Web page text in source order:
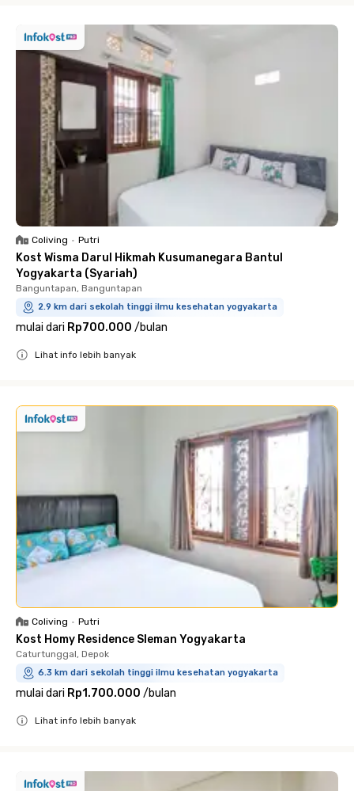
Coliving • Putri
Kost Wisma Darul Hikmah Kusumanegara Bantul
Yogyakarta (Syariah)
Banguntapan, Banguntapan
2.9 km dari sekolah tinggi ilmu kesehatan yogyakarta
mulai dari Rp700.000 /bulan
Lihat info lebih banyak
Coliving • Putri
Kost Homy Residence Sleman Yogyakarta
Caturtunggal, Depok
6.3 km dari sekolah tinggi ilmu kesehatan yogyakarta
mulai dari Rp1.700.000 /bulan
Lihat info lebih banyak